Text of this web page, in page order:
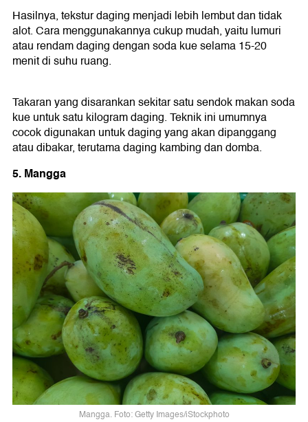
Hasilnya, tekstur daging menjadi lebih lembut dan tidak
alot. Cara menggunakannya cukup mudah, yaitu lumuri
atau rendam daging dengan soda kue selama 15-20
menit di suhu ruang.
Takaran yang disarankan sekitar satu sendok makan soda
kue untuk satu kilogram daging. Teknik ini umumnya
cocok digunakan untuk daging yang akan dipanggang
atau dibakar, terutama daging kambing dan domba.
5. Mangga
Mangga. Foto: Getty Images/iStockphoto